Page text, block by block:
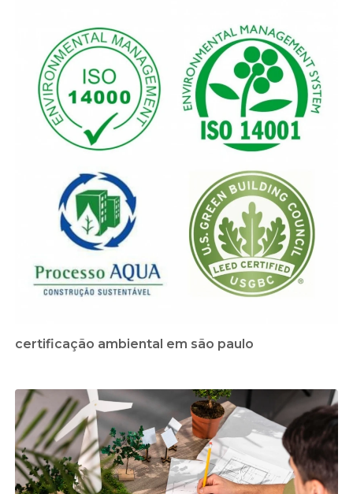
certificação ambiental em são paulo